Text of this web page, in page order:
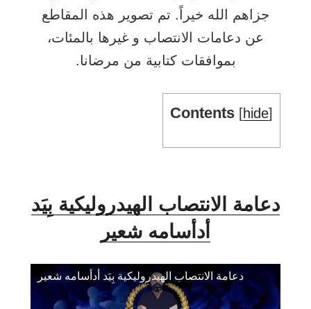
جزاهم الله خيراً. تم تصوير هذه المقاطع
عن دعامات الانتصاب و غيرها بالمئات،
بموافقات كتابية من مرضانا.
Contents [hide]
دعامة الانتصاب الهيدروليكية بِيَد
أدأسامه شعير
دعامة الانتصاب الهيدروليكية بِيَد أدأسامه شعير